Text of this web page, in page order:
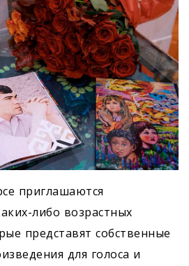
приглашаются
либо возрастных
представят собственные
для голоса и